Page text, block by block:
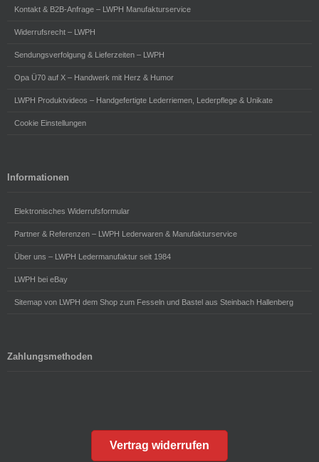
Kontakt & B2B-Anfrage – LWPH Manufakturservice
Widerrufsrecht – LWPH
Sendungsverfolgung & Lieferzeiten – LWPH
Opa Ü70 auf X – Handwerk mit Herz & Humor
LWPH Produktvideos – Handgefertigte Lederriemen, Lederpflege & Unikate
Cookie Einstellungen
Informationen
Elektronisches Widerrufsformular
Partner & Referenzen – LWPH Lederwaren & Manufakturservice
Über uns – LWPH Ledermanufaktur seit 1984
LWPH bei eBay
Sitemap von LWPH dem Shop zum Fesseln und Bastel aus Steinbach Hallenberg
Zahlungsmethoden
Vertrag widerrufen